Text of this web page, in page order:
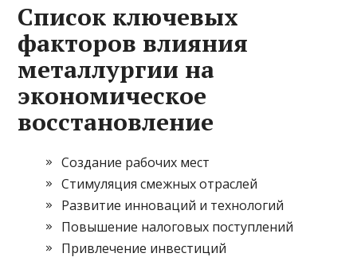
Список ключевых
факторов влияния
металлургии на
экономическое
восстановление
Создание рабочих мест
Стимуляция смежных отраслей
Развитие инноваций и технологий
Повышение налоговых поступлений
Привлечение инвестиций